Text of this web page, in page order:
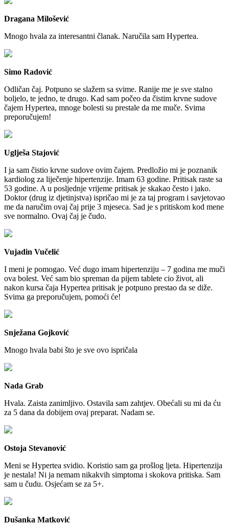
Dragana Milošević
Mnogo hvala za interesantni članak. Naručila sam Hypertea.
Simo Radović
Odličan čaj. Potpuno se slažem sa svime. Ranije me je sve stalno
boljelo, te jedno, te drugo. Kad sam počeo da čistim krvne sudove
čajem Hypertea, mnoge bolesti su prestale da me muče. Svima
preporučujem!
Uglješa Stajović
I ja sam čistio krvne sudove ovim čajem. Predložio mi je poznanik
kardiolog za liječenje hipertenzije. Imam 63 godine. Pritisak raste sa
53 godine. A u posljednje vrijeme pritisak je skakao često i jako.
Doktor (drug iz djetinjstva) ispričao mi je za taj program i savjetovao
me da naručim ovaj čaj prije 3 mjeseca. Sad je s pritiskom kod mene
sve normalno. Ovaj čaj je čudo.
Vujadin Vučelić
I meni je pomogao. Već dugo imam hipertenziju – 7 godina me muči
ova bolest. Već sam bio spreman da pijem tablete cio život, ali
nakon kursa čaja Hypertea pritisak je potpuno prestao da se diže.
Svima ga preporučujem, pomoći će!
Snježana Gojković
Mnogo hvala babi što je sve ovo ispričala
Nada Grab
Hvala. Zaista zanimljivo. Ostavila sam zahtjev. Obećali su mi da ću
za 5 dana da dobijem ovaj preparat. Nadam se.
Ostoja Stevanović
Meni se Hypertea svidio. Koristio sam ga prošlog ljeta. Hipertenzija
je nestala! Ni ja nemam nikakvih simptoma i skokova pritiska. Sam
sam u čudu. Osjećam se za 5+.
Dušanka Matković